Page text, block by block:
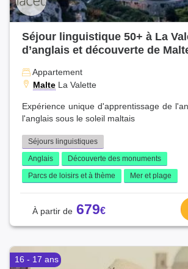
Séjour linguistique 50+ à La
d’anglais et découverte de
Appartement
Malte La Valette
Expérience unique d'apprentissage de
l'anglais sous le soleil maltais
Séjours linguistiques
Anglais
Découverte des monuments
Parcs de loisirs et à thème
Mer et plage
679
16 - 17 ans